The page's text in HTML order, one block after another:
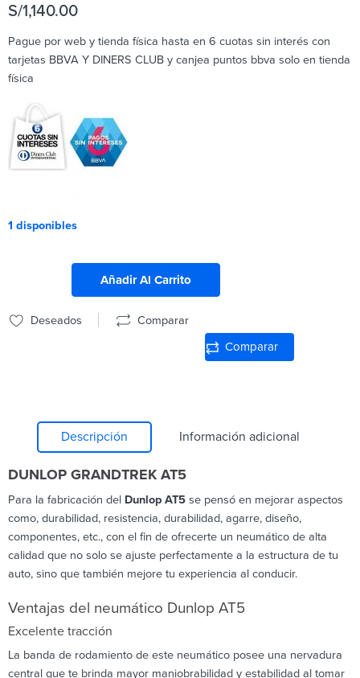
S/1,140.00
Pague por web y tienda física hasta en 6 cuotas sin interés con
tarjetas BBVA Y DINERS CLUB y canjea puntos bbva solo en tienda
física
1 disponibles
Añadir Al Carrito
Deseados Comparar
Comparar
Descripción Información adicional
DUNLOP GRANDTREK AT5
Para la fabricación del Dunlop AT5 se pensó en mejorar aspectos
como, durabilidad, resistencia, durabilidad, agarre, diseño,
componentes, etc., con el fin de ofrecerte un neumático de alta
calidad que no solo se ajuste perfectamente a la estructura de tu
auto, sino que también mejore tu experiencia al conducir.
Ventajas del neumático Dunlop AT5
Excelente tracción
La banda de rodamiento de este neumático posee una nervadura
central que te brinda mayor maniobrabilidad y estabilidad al tomar